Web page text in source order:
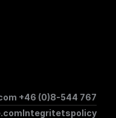
+46 (0)8-544 767
Integritetspolicy